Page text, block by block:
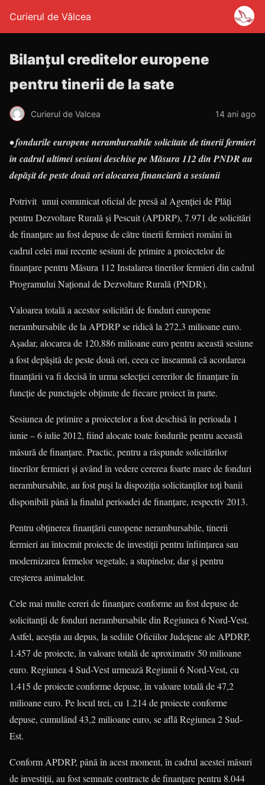
Curierul de Vâlcea
Bilanţul creditelor europene
pentru tinerii de la sate
Curierul de Valcea 14 ani ago
• fondurile europene nerambursabile solicitate de tinerii fermieri
în cadrul ultimei sesiuni deschise pe Măsura 112 din PNDR au
depăşit de peste două ori alocarea financiară a sesiunii
Potrivit unui comunicat oficial de presă al Agenţiei de Plăţi
pentru Dezvoltare Rurală şi Pescuit (APDRP), 7.971 de solicitări
de finanţare au fost depuse de către tinerii fermieri români în
cadrul celei mai recente sesiuni de primire a proiectelor de
finanţare pentru Măsura 112 Instalarea tinerilor fermieri din cadrul
Programului Naţional de Dezvoltare Rurală (PNDR).
Valoarea totală a acestor solicitări de fonduri europene
nerambursabile de la APDRP se ridică la 272,3 milioane euro.
Aşadar, alocarea de 120,886 milioane euro pentru această sesiune
a fost depăşită de peste două ori, ceea ce înseamnă că acordarea
finanţării va fi decisă în urma selecţiei cererilor de finanţare în
funcţie de punctajele obţinute de fiecare proiect în parte.
Sesiunea de primire a proiectelor a fost deschisă în perioada 1
iunie – 6 iulie 2012, fiind alocate toate fondurile pentru această
măsură de finanţare. Practic, pentru a răspunde solicitărilor
tinerilor fermieri şi având în vedere cererea foarte mare de fonduri
nerambursabile, au fost puşi la dispoziţia solicitanţilor toţi banii
disponibili până la finalul perioadei de finanţare, respectiv 2013.
Pentru obţinerea finanţării europene nerambursabile, tinerii
fermieri au întocmit proiecte de investiţii pentru înfiinţarea sau
modernizarea fermelor vegetale, a stupinelor, dar şi pentru
creşterea animalelor.
Cele mai multe cereri de finanţare conforme au fost depuse de
solicitanţii de fonduri nerambursabile din Regiunea 6 Nord-Vest.
Astfel, aceştia au depus, la sediile Oficiilor Judeţene ale APDRP,
1.457 de proiecte, în valoare totală de aproximativ 50 milioane
euro. Regiunea 4 Sud-Vest urmează Regiunii 6 Nord-Vest, cu
1.415 de proiecte conforme depuse, în valoare totală de 47,2
milioane euro. Pe locul trei, cu 1.214 de proiecte conforme
depuse, cumulând 43,2 milioane euro, se află Regiunea 2 Sud-
Est.
Conform APDRP, până în acest moment, în cadrul acestei măsuri
de investiţii, au fost semnate contracte de finanţare pentru 8.044